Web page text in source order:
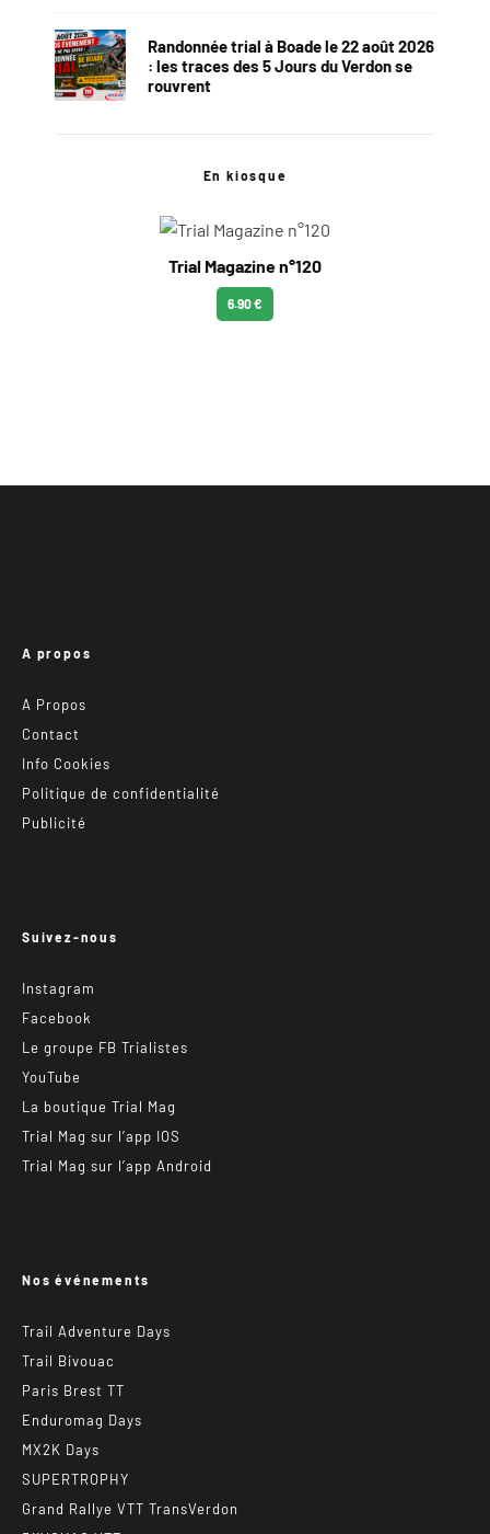
Randonnée trial à Boade le 22 août 2026
: les traces des 5 Jours du Verdon se
rouvrent
En kiosque
Trial Magazine n°120
6.90 €
A propos
A Propos
Contact
Info Cookies
Politique de confidentialité
Publicité
Suivez-nous
Instagram
Facebook
Le groupe FB Trialistes
YouTube
La boutique Trial Mag
Trial Mag sur l’app IOS
Trial Mag sur l’app Android
Nos événements
Trail Adventure Days
Trail Bivouac
Paris Brest TT
Enduromag Days
MX2K Days
SUPERTROPHY
Grand Rallye VTT TransVerdon